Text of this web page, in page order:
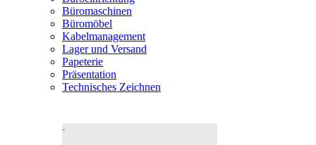
Büromaschinen
Büromöbel
Kabelmanagement
Lager und Versand
Papeterie
Präsentation
Technisches Zeichnen